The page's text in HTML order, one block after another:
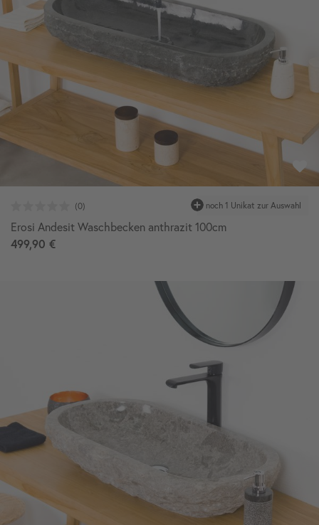
Erosi Andesit Waschbecken anthrazit 100cm
499,90 €